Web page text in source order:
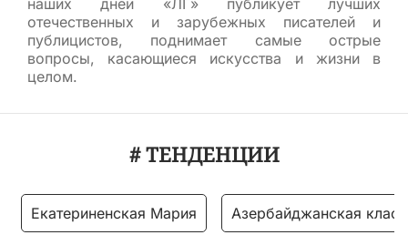
отечественных и зарубежных писателей и
публицистов, поднимает самые острые
вопросы, касающиеся искусства и жизни в
целом.
# ТЕНДЕНЦИИ
Екатериненская Мария Азербайджанская